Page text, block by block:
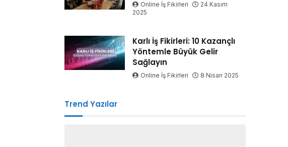
Online İş Fikirleri
24 Kasım
2025
Karlı İş Fikirleri: 10 Kazançlı
Yöntemle Büyük Gelir
Sağlayın
Online İş Fikirleri 8 Nisan 2025
Trend Yazılar